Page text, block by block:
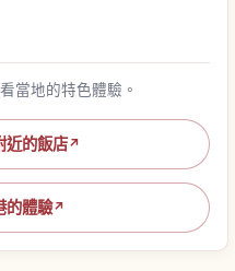
當地的特色體驗。
近的飯店↗
的體驗↗